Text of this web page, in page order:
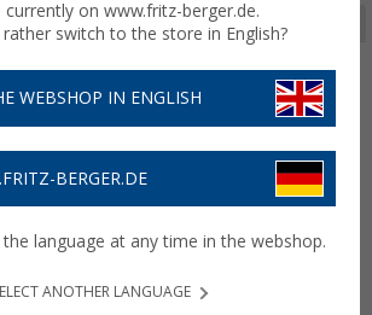
Seite 2 von 5
%
Thetford Dichtung für
currently on www.fritz-berger.de.
switch to the store in English?
WEBSHOP IN ENGLISH
BERGER.DE
the language at any time in the webshop.
ANOTHER LANGUAGE